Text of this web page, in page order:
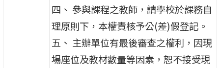
四、 參與課程之教師，請學校於課務自
理原則下，本權責核予公(差)假登記。
五、 主辦單位有最後審查之權利，因現
場座位及教材數量等因素，恕不接受現